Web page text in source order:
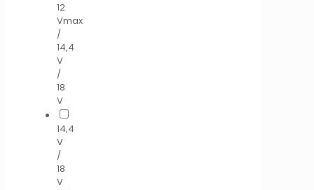
12
Vmax
/
14,4
V
/
18
V
14,4
V
/
18
V